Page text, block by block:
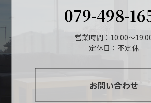
079-498-
営業時間：10:00～
定休日：不定休
お問い合わせ